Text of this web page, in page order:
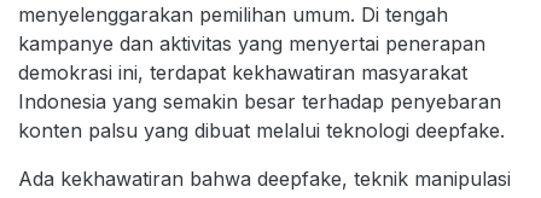
menyelenggarakan pemilihan umum. Di tengah
kampanye dan aktivitas yang menyertai penerapan
demokrasi ini, terdapat kekhawatiran masyarakat
Indonesia yang semakin besar terhadap penyebaran
konten palsu yang dibuat melalui teknologi deepfake.
Ada kekhawatiran bahwa deepfake, teknik manipulasi